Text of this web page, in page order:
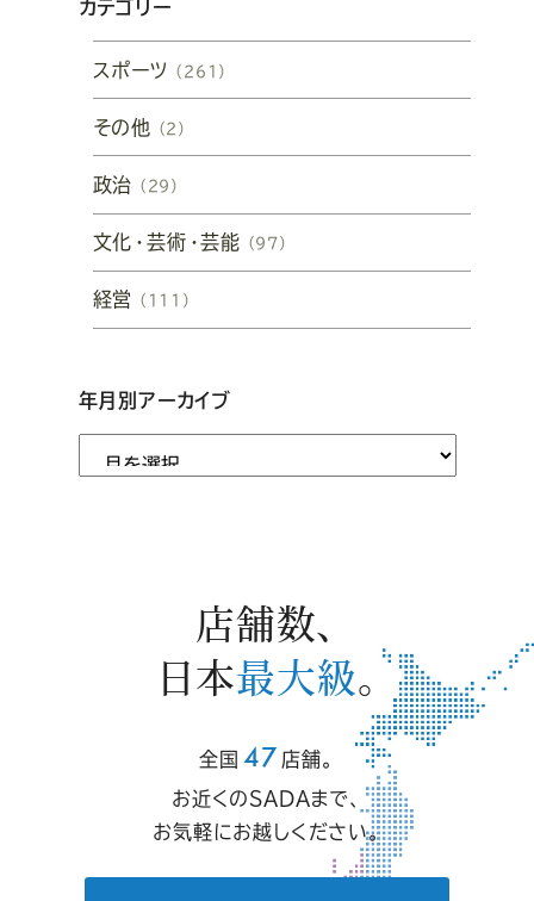
カテゴリー
スポーツ （261）
その他 （2）
政治 （29）
文化・芸術・芸能 （97）
経営 （111）
年月別アーカイブ
店舗数、
日本最大級。
全国 47 店舗。
お近くのSADAまで、
お気軽にお越しください。